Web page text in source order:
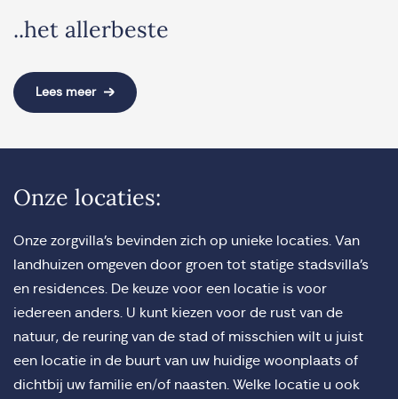
..het allerbeste
Lees meer
Onze locaties:
Onze zorgvilla’s bevinden zich op unieke locaties. Van
landhuizen omgeven door groen tot statige stadsvilla’s
en residences. De keuze voor een locatie is voor
iedereen anders. U kunt kiezen voor de rust van de
natuur, de reuring van de stad of misschien wilt u juist
een locatie in de buurt van uw huidige woonplaats of
dichtbij uw familie en/of naasten. Welke locatie u ook